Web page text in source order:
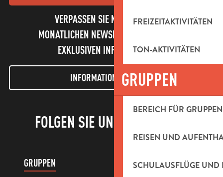
FREIZEITAKTIVITÄTEN
TON-AKTIVITÄTEN
GRUPPEN
BEREICH FÜR GRUPPEN
REISEN UND
SCHULAUSFLÜGE UND
VERPASSEN SIE NICHT UNSEREN
MONATLICHEN NEWSLETTER UND UNSERE
EXKLUSIVEN INFORMATIONEN!
INFORMATIONEN LETTER
FOLGEN SIE UNS!
GRUPPEN
KUNDENKONTO